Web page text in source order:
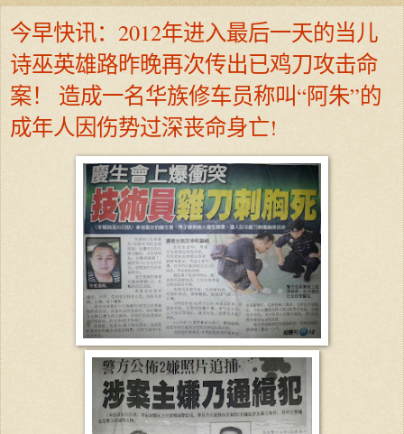
今早快讯：2012年进入最后一天的当儿
诗巫英雄路昨晚再次传出已鸡刀攻击命
案！ 造成一名华族修车员称叫“阿朱”的
成年人因伤势过深丧命身亡!